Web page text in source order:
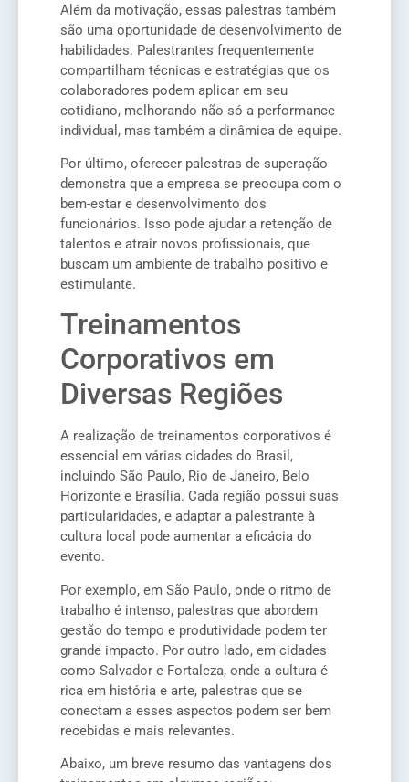
Além da motivação, essas palestras também
são uma oportunidade de desenvolvimento de
habilidades. Palestrantes frequentemente
compartilham técnicas e estratégias que os
colaboradores podem aplicar em seu
cotidiano, melhorando não só a performance
individual, mas também a dinâmica de equipe.
Por último, oferecer palestras de superação
demonstra que a empresa se preocupa com o
bem-estar e desenvolvimento dos
funcionários. Isso pode ajudar a retenção de
talentos e atrair novos profissionais, que
buscam um ambiente de trabalho positivo e
estimulante.
Treinamentos
Corporativos em
Diversas Regiões
A realização de treinamentos corporativos é
essencial em várias cidades do Brasil,
incluindo São Paulo, Rio de Janeiro, Belo
Horizonte e Brasília. Cada região possui suas
particularidades, e adaptar a palestrante à
cultura local pode aumentar a eficácia do
evento.
Por exemplo, em São Paulo, onde o ritmo de
trabalho é intenso, palestras que abordem
gestão do tempo e produtividade podem ter
grande impacto. Por outro lado, em cidades
como Salvador e Fortaleza, onde a cultura é
rica em história e arte, palestras que se
conectam a esses aspectos podem ser bem
recebidas e mais relevantes.
Abaixo, um breve resumo das vantagens dos